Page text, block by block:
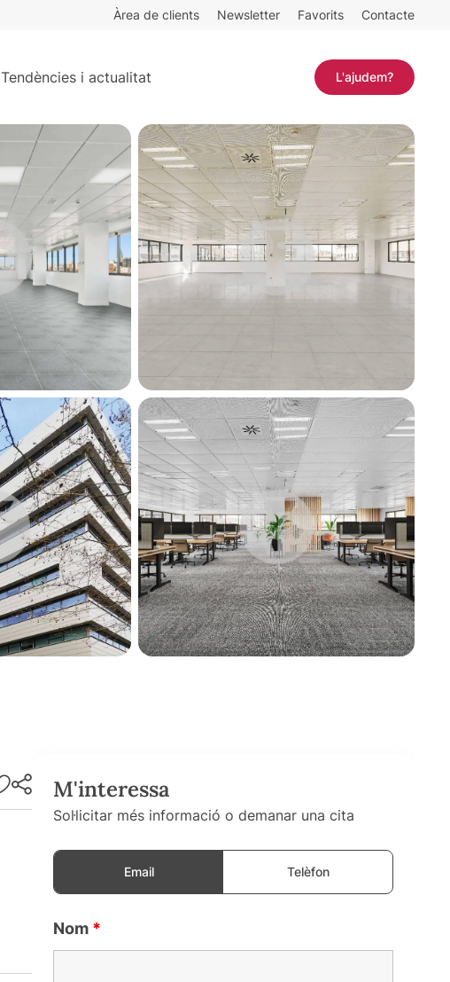
Àrea de clients Newsletter Favorits Contacte
Tendències i actualitat L'ajudem?
M'interessa
Sol·licitar més informació o demanar una cita
Email Telèfon
Nom *